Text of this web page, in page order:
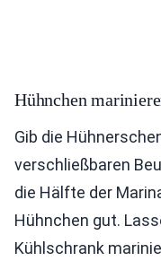
Hühnchen
Gib die
verschließbaren
die Hälfte der
Hühnchen gut.
Kühlschrank